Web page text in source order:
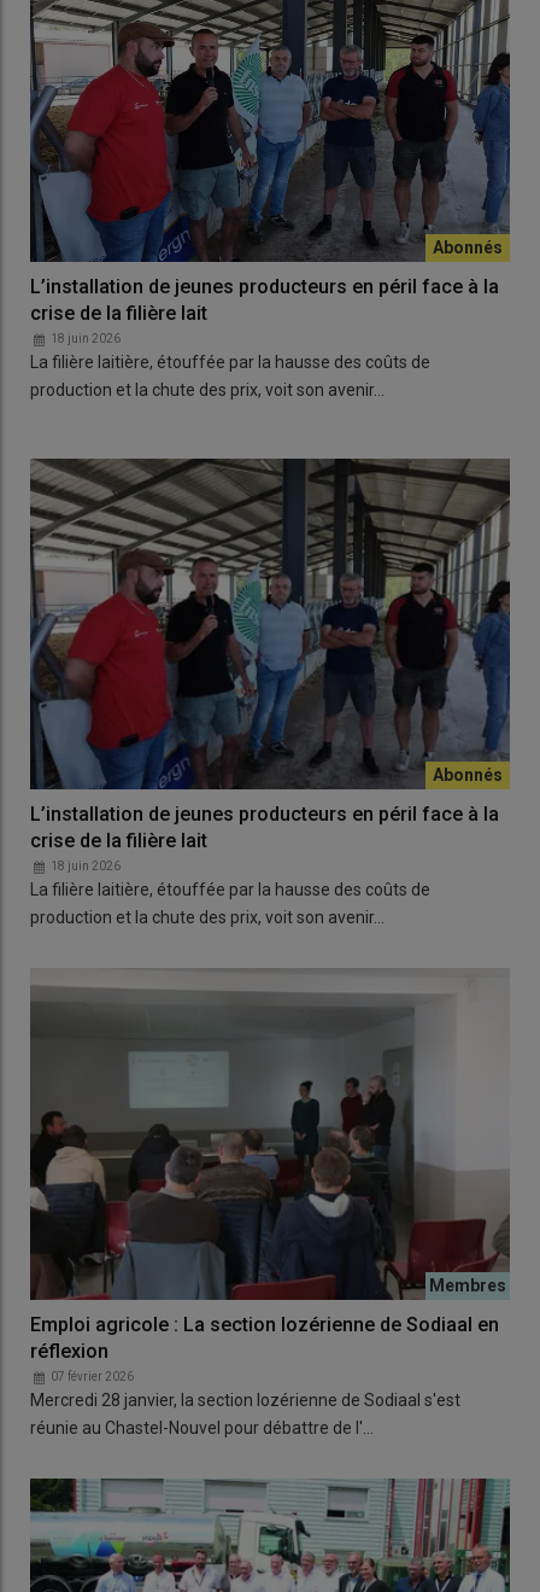
L’installation de jeunes producteurs en péril face à la
crise de la filière lait
18 juin 2026
La filière laitière, étouffée par la hausse des coûts de
production et la chute des prix, voit son avenir…
L’installation de jeunes producteurs en péril face à la
crise de la filière lait
18 juin 2026
La filière laitière, étouffée par la hausse des coûts de
production et la chute des prix, voit son avenir…
Emploi agricole : La section lozérienne de Sodiaal en
réflexion
07 février 2026
Mercredi 28 janvier, la section lozérienne de Sodiaal s'est
réunie au Chastel-Nouvel pour débattre de l'…